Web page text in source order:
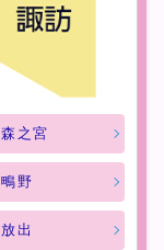
森之宮
鴫野
放出